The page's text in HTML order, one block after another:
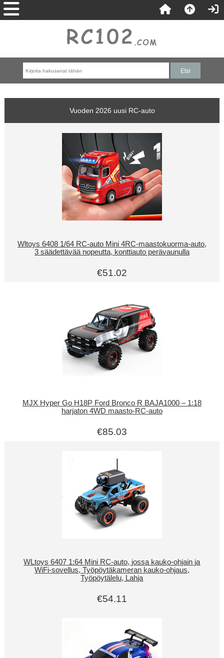
Vuoden 2026 uusi RC-auto
Wltoys 6408 1/64 RC-auto Mini 4RC-maastokuorma-auto,
3 säädettävää nopeutta, konttiauto perävaunulla
€51.02
MJX Hyper Go H18P Ford Bronco R BAJA1000 – 1:18
harjaton 4WD maasto-RC-auto
€85.03
WLtoys 6407 1:64 Mini RC-auto, jossa kauko-ohjain ja
WiFi-sovellus, Työpöytäkameran kauko-ohjaus,
Työpöytälelu, Lahja
€54.11